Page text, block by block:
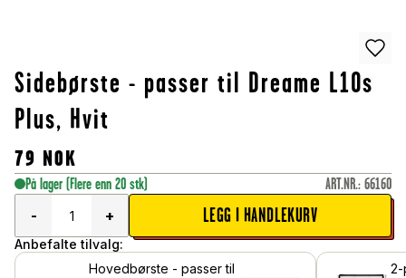
Sidebørste - passer til Dreame L10s
Plus, Hvit
79 NOK
På lager (Flere enn 20 stk) ART.NR.: 66160
-
+ LEGG I HANDLEKURV
Anbefalte tilvalg:
Hovedbørste - passer til
2-